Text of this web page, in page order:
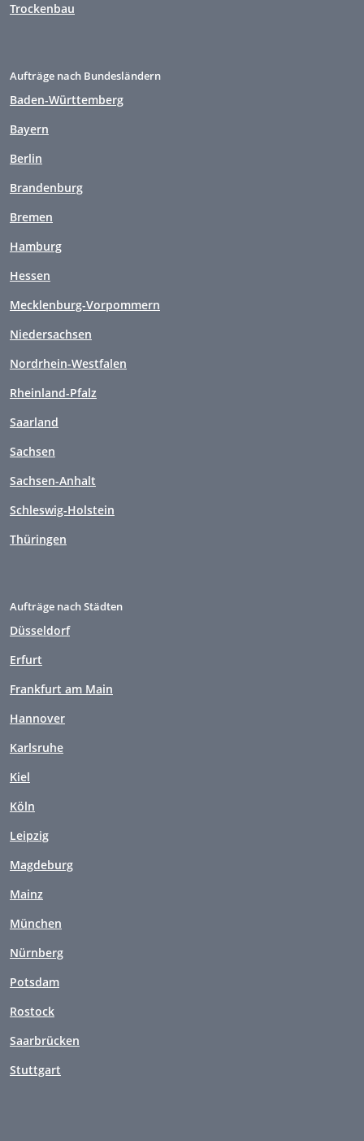
Trockenbau
Aufträge nach Bundesländern
Baden-Württemberg
Bayern
Berlin
Brandenburg
Bremen
Hamburg
Hessen
Mecklenburg-Vorpommern
Niedersachsen
Nordrhein-Westfalen
Rheinland-Pfalz
Saarland
Sachsen
Sachsen-Anhalt
Schleswig-Holstein
Thüringen
Aufträge nach Städten
Düsseldorf
Erfurt
Frankfurt am Main
Hannover
Karlsruhe
Kiel
Köln
Leipzig
Magdeburg
Mainz
München
Nürnberg
Potsdam
Rostock
Saarbrücken
Stuttgart